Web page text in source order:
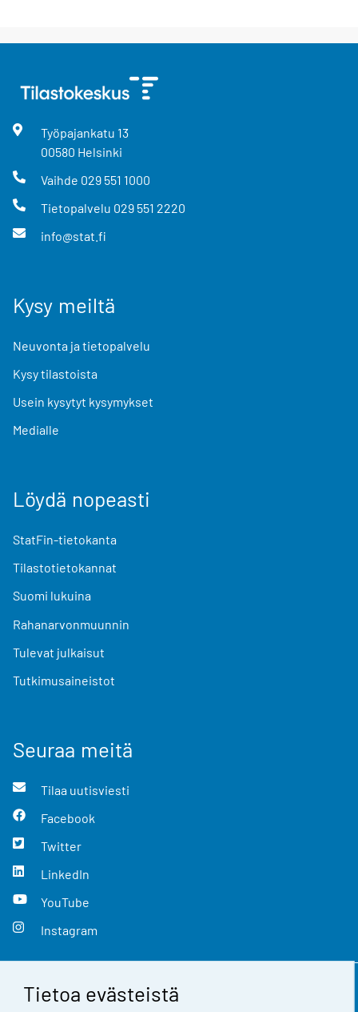
Tietoa evästeistä
Työpajankatu 13
00580 Helsinki
Vaihde 029 551 1000
Tietopalvelu 029 551 2220
info@stat.fi
Kysy meiltä
Neuvonta ja tietopalvelu
Kysy tilastoista
Usein kysytyt kysymykset
Medialle
Löydä nopeasti
StatFin-tietokanta
Tilastotietokannat
Suomi lukuina
Rahanarvonmuunnin
Tulevat julkaisut
Tutkimusaineistot
Seuraa meitä
Tilaa uutisviesti
Facebook
Twitter
LinkedIn
YouTube
Instagram
Yhteystiedot